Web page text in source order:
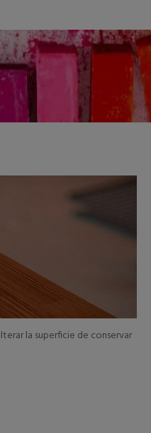
la superficie de conservar